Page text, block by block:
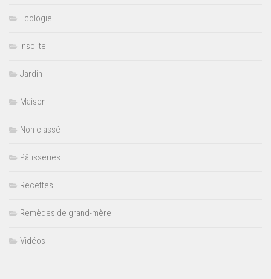
Ecologie
Insolite
Jardin
Maison
Non classé
Pâtisseries
Recettes
Remèdes de grand-mère
Vidéos